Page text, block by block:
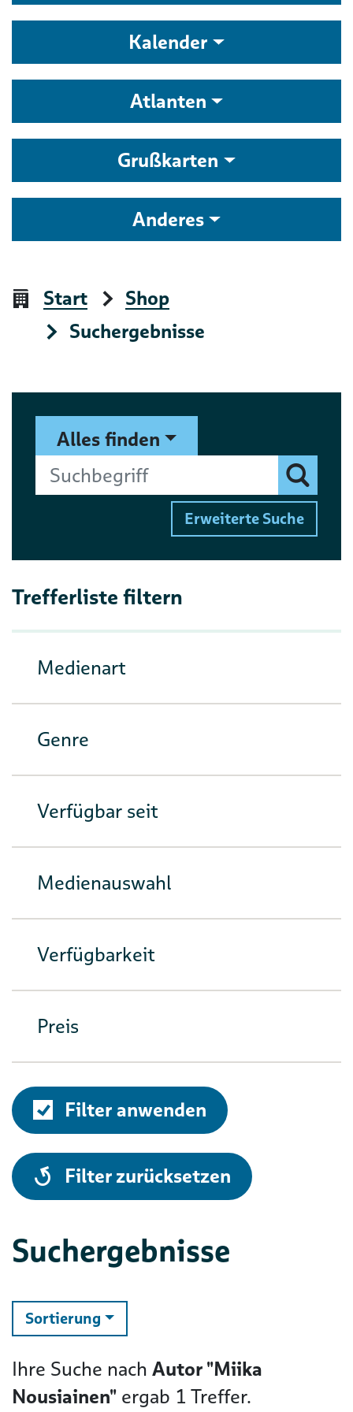
Kalender
Atlanten
Grußkarten
Anderes
Start
Shop
Suchergebnisse
Suchformular
Alles finden
Suchbegriff
Finden
Erweiterte Suche
Trefferliste filtern
Medienart
Genre
Verfügbar seit
Medienauswahl
Verfügbarkeit
Preis
Filter anwenden
alle
Filter zurücksetzen
Suchergebnisse
Sortierung ändern
Ihre Suche nach Autor "Miika
Nousiainen" ergab 1 Treffer.